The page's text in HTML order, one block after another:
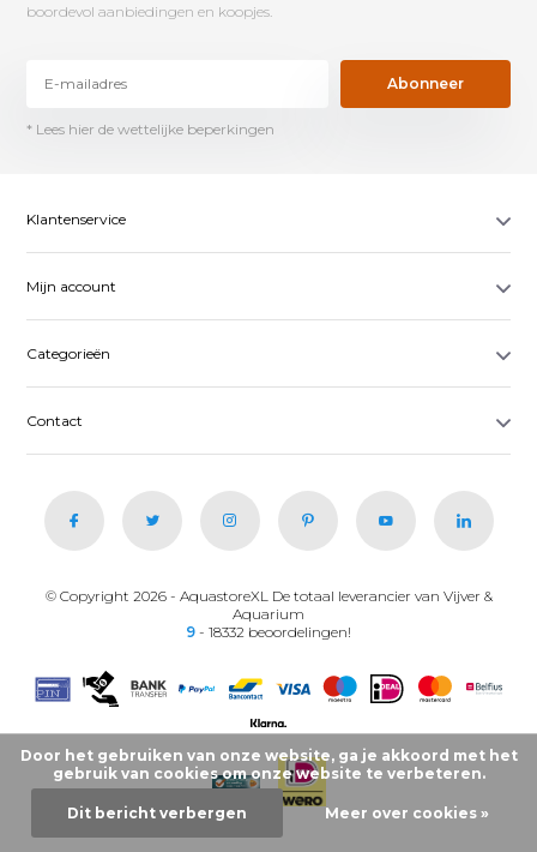
boordevol aanbiedingen en koopjes.
Abonneer
* Lees hier de wettelijke beperkingen
Klantenservice
Mijn account
Categorieën
Contact
© Copyright 2026 - AquastoreXL De totaal leverancier van Vijver &
Aquarium
9 - 18332 beoordelingen!
Door het gebruiken van onze website, ga je akkoord met het
gebruik van cookies om onze website te verbeteren.
Dit bericht verbergen Meer over cookies »